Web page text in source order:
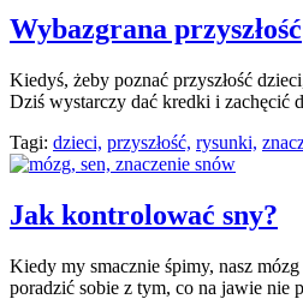
Wybazgrana przyszłość
Kiedyś, żeby poznać przyszłość
Dziś wystarczy dać kredki i zachęcić
Tagi: dzieci, przyszłość, rysunki,
Jak kontrolować sny?
Kiedy my smacznie śpimy, nasz
poradzić sobie z tym, co na jawie nie